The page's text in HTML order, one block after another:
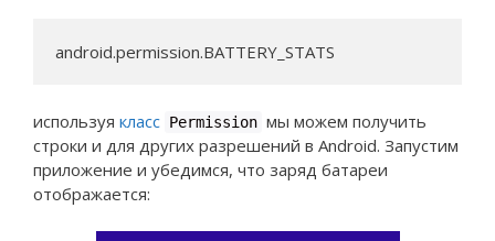
android.permission.BATTERY_STATS
используя класс Permission мы можем получить
строки и для других разрешений в Android. Запустим
приложение и убедимся, что заряд батареи
отображается: